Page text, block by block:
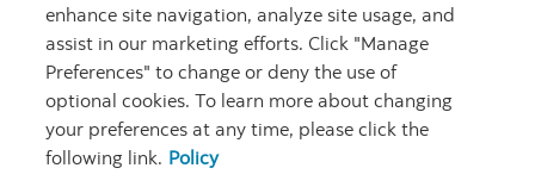
Carrières Ma banque à moi Notes juridiques Confidentialité
enhance site navigation, analyze site usage, and
assist in our marketing efforts. Click "Manage
Preferences" to change or deny the use of
optional cookies. To learn more about changing
your preferences at any time, please click the
following link. Policy